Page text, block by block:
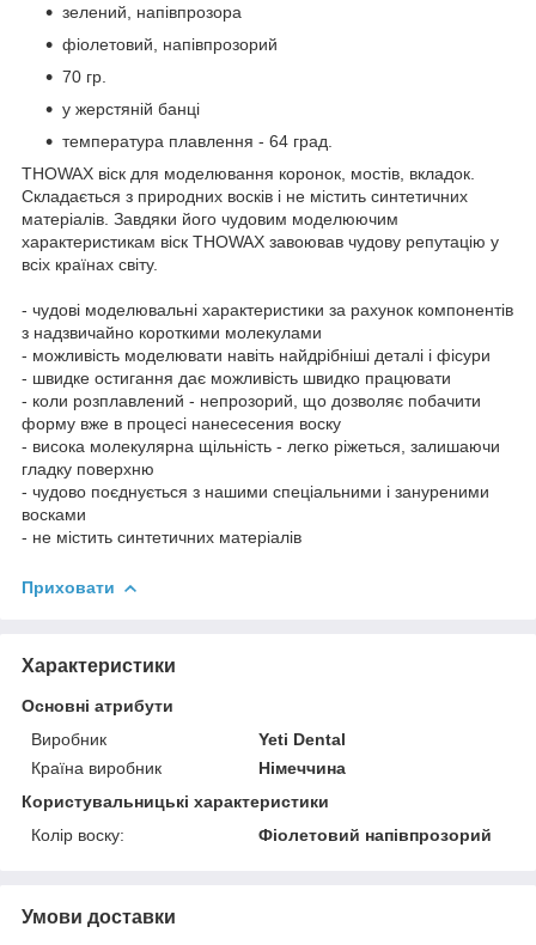
зелений, напівпрозора
фіолетовий, напівпрозорий
70 гр.
у жерстяній банці
температура плавлення - 64 град.
THOWAX віск для моделювання коронок, мостів, вкладок.
Складається з природних восків і не містить синтетичних
матеріалів. Завдяки його чудовим моделюючим
характеристикам віск THOWAX завоював чудову репутацію у
всіх країнах світу.
- чудові моделювальні характеристики за рахунок компонентів
з надзвичайно короткими молекулами
- можливість моделювати навіть найдрібніші деталі і фісури
- швидке остигання дає можливість швидко працювати
- коли розплавлений - непрозорий, що дозволяє побачити
форму вже в процесі нанесесения воску
- висока молекулярна щільність - легко ріжеться, залишаючи
гладку поверхню
- чудово поєднується з нашими спеціальними і зануреними
восками
- не містить синтетичних матеріалів
Приховати
Характеристики
Основні атрибути
Виробник
Yeti Dental
Країна виробник
Німеччина
Користувальницькі характеристики
Колір воску:
Фіолетовий напівпрозорий
Умови доставки